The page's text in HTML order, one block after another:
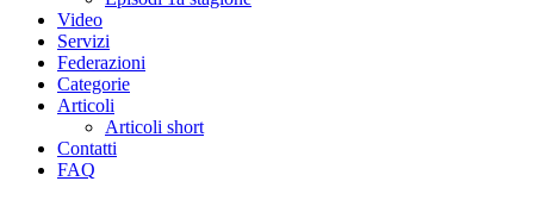
Video
Servizi
Federazioni
Categorie
Articoli
Articoli short
Contatti
FAQ